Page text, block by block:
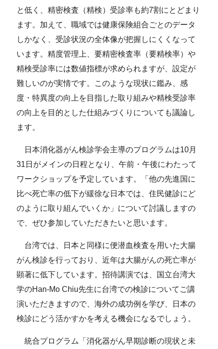
と低く、精密検査（精検）受診率も約7割にとどまり
ます。加えて、職域では健康保険組合ごとのデータ
しかなく、受診状況の全体像が把握しにくくなって
います。精度管理上、要精密検査率（要精検率）や
精検受診率には数値指標が求められますが、設定が
難しいのが実情です。このような現状に鑑み、感
度・特異度の向上を目指した取り組みや精検受診率
の向上を目的とした仕組みづくりについても議論し
ます。
日本消化器がん検診学会主導のプログラムは10月
31日がメインの日程となり、午前・午後にわたって
ワークショップを予定しています。「他の先進国に
比べ死亡率の低下が緩徐な日本では、住民健診にど
のように取り組んでいくか」について討議しますの
で、ぜひ参加していただきたいと思います。
台湾では、日本と同様に便潜血検査を用いた大腸
がん検診を行っており、近年は大腸がんの死亡率が
顕著に低下しています。招待講演では、国立台湾大
学のHan-Mo Chiu先生に台湾での検診についてご講
演いただきますので、海外の成功例を学び、日本の
検診にどう活かすかを考える機会になるでしょう。
統合プログラム「消化器がん早期診断の現状と未